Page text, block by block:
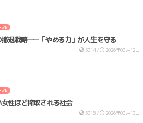
撤退戦略——「やめる力」が人生を守る
5314 / 2026年03月12日
性ほど搾取される社会
5318 / 2026年03月13日